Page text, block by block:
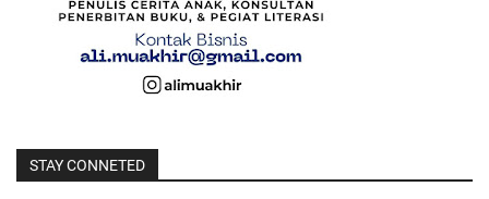
STAY CONNETED